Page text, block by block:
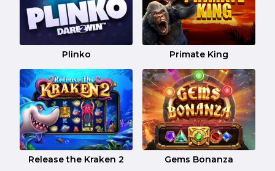
Plinko Primate King
Release the Kraken 2 Gems Bonanza